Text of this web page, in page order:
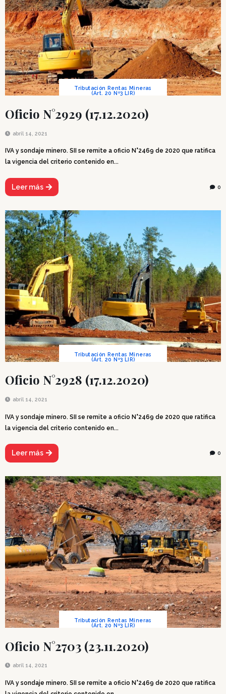
Tributación Rentas Mineras
(Art. 20 Nº3 LIR)
Oficio N°2929 (17.12.2020)
abril 14, 2021
IVA y sondaje minero. SII se remite a oficio N°2469 de 2020 que ratifica
la vigencia del criterio contenido en...
Leer más 0
Tributación Rentas Mineras
(Art. 20 Nº3 LIR)
Oficio N°2928 (17.12.2020)
abril 14, 2021
IVA y sondaje minero. SII se remite a oficio N°2469 de 2020 que ratifica
la vigencia del criterio contenido en...
Leer más 0
Tributación Rentas Mineras
(Art. 20 Nº3 LIR)
Oficio N°2703 (23.11.2020)
abril 14, 2021
IVA y sondaje minero. SII se remite a oficio N°2469 de 2020 que ratifica